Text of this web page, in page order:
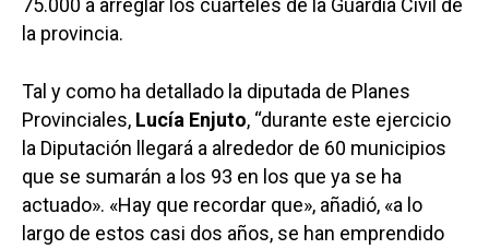
75.000 a arreglar los cuarteles de la Guardia Civil de
la provincia.
Tal y como ha detallado la diputada de Planes
Provinciales, Lucía Enjuto, “durante este ejercicio
la Diputación llegará a alrededor de 60 municipios
que se sumarán a los 93 en los que ya se ha
actuado». «Hay que recordar que», añadió, «a lo
largo de estos casi dos años, se han emprendido